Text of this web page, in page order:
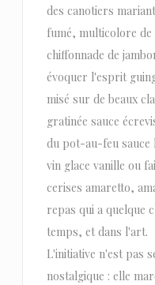
des canotiers
fumé, multicolore
chiffonnade de
évoquer l'esprit
misé sur de beaux
gratinée sauce
du pot-au-feu sauce
vin glace vanille ou
cerises amaretto,
repas qui a quelque
temps, et dans l'art.
L'initiative n'est pas
nostalgique : elle